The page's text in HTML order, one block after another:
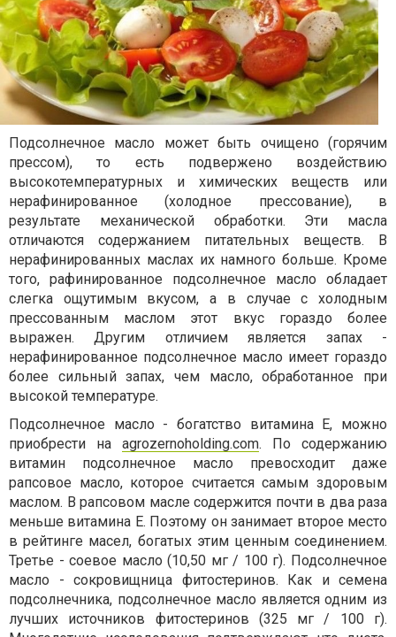
Подсолнечное масло может быть очищено (горячим
прессом), то есть подвержено воздействию
высокотемпературных и химических веществ или
нерафинированное (холодное прессование), в
результате механической обработки. Эти масла
отличаются содержанием питательных веществ. В
нерафинированных маслах их намного больше. Кроме
того, рафинированное подсолнечное масло обладает
слегка ощутимым вкусом, а в случае с холодным
прессованным маслом этот вкус гораздо более
выражен. Другим отличием является запах -
нерафинированное подсолнечное масло имеет гораздо
более сильный запах, чем масло, обработанное при
высокой температуре.
Подсолнечное масло - богатство витамина Е, можно
приобрести на agrozernoholding.com. По содержанию
витамин подсолнечное масло превосходит даже
рапсовое масло, которое считается самым здоровым
маслом. В рапсовом масле содержится почти в два раза
меньше витамина Е. Поэтому он занимает второе место
в рейтинге масел, богатых этим ценным соединением.
Третье - соевое масло (10,50 мг / 100 г). Подсолнечное
масло - сокровищница фитостеринов. Как и семена
подсолнечника, подсолнечное масло является одним из
лучших источников фитостеринов (325 мг / 100 г).